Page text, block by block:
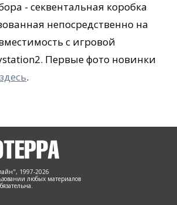
- секвентальная коробка
непосредственно на
с игровой
Первые фото новинки
здесь.
1997-2026
любых материалов